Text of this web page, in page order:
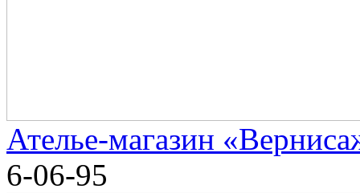
Ателье-магазин
6-06-95